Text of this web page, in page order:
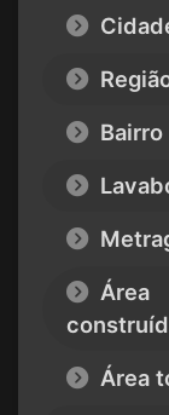
Bairro
Área
Área